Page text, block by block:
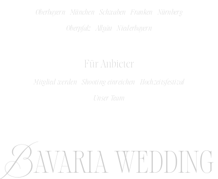
Oberbayern München Schwaben Franken Nürnberg
Oberpfalz Allgäu Niederbayern
Für Anbieter
Mitglied werden Shooting einreichen Hochzeitsfestival
Unser Team
Bavaria wedding